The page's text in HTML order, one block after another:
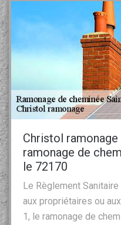
Christol
ramonage de
le 72170
Le Règlement
aux propriétaires ou
1, le ramonage de